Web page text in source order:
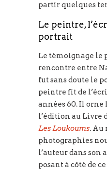
partir quelques
Le peintre,
portrait
Le témoignage le
rencontre entre
fut sans doute le
peintre fit de
années 60. Il orne
l’édition au Livre
Les Loukoums. Au
photographies
l’auteur dans son
posant à côté de